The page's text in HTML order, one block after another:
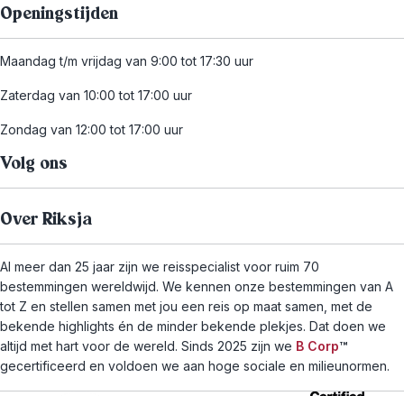
Openingstijden
Maandag t/m vrijdag van 9:00 tot 17:30 uur
Zaterdag van 10:00 tot 17:00 uur
Zondag van 12:00 tot 17:00 uur
Volg ons
Over Riksja
Al meer dan 25 jaar zijn we reisspecialist voor ruim 70
bestemmingen wereldwijd. We kennen onze bestemmingen van A
tot Z en stellen samen met jou een reis op maat samen, met de
bekende highlights én de minder bekende plekjes. Dat doen we
altijd met hart voor de wereld. Sinds 2025 zijn we B Corp™
gecertificeerd en voldoen we aan hoge sociale en milieunormen.